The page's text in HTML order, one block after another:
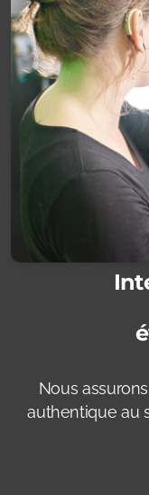
Nous
authentique au